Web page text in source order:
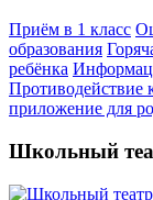
Приём в 1 класс
образования
ребёнка
Противодействие
приложение для
Школьный